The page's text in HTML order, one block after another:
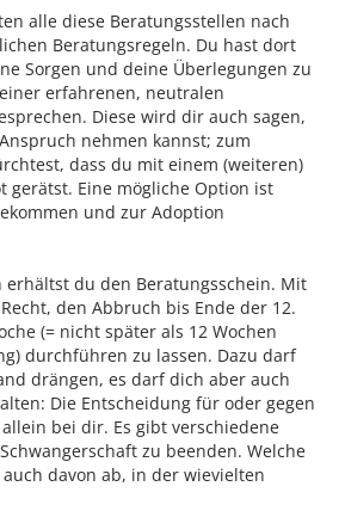
alle diese Beratungsstellen nach
Beratungsregeln. Du hast dort
Sorgen und deine Überlegungen zu
erfahrenen, neutralen
Diese wird dir auch sagen,
nehmen kannst; zum
dass du mit einem (weiteren)
gerätst. Eine mögliche Option ist
und zur Adoption
erhältst du den Beratungsschein. Mit
den Abbruch bis Ende der 12.
(= nicht später als 12 Wochen
durchführen zu lassen. Dazu darf
drängen, es darf dich aber auch
Die Entscheidung für oder gegen
bei dir. Es gibt verschiedene
zu beenden. Welche
davon ab, in der wievielten